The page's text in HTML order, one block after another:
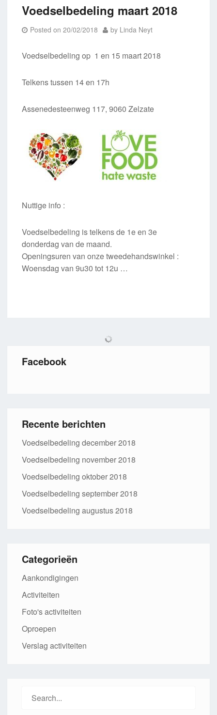
Voedselbedeling maart 2018
Posted on 20/02/2018 by Linda Neyt
Voedselbedeling op 1 en 15 maart 2018
Telkens tussen 14 en 17h
Assenedesteenweg 117, 9060 Zelzate
Nuttige info :
Voedselbedeling is telkens de 1e en 3e
donderdag van de maand.
Openingsuren van onze tweedehandswinkel :
Woensdag van 9u30 tot 12u …
Facebook
Recente berichten
Voedselbedeling december 2018
Voedselbedeling november 2018
Voedselbedeling oktober 2018
Voedselbedeling september 2018
Voedselbedeling augustus 2018
Categorieën
Aankondigingen
Activiteiten
Foto's activiteiten
Oproepen
Verslag activiteiten
Search